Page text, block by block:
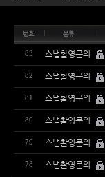
번호 분류
83 스냅촬영문의
82 스냅촬영문의
81 스냅촬영문의
80 스냅촬영문의
79 스냅촬영문의
78 스냅촬영문의